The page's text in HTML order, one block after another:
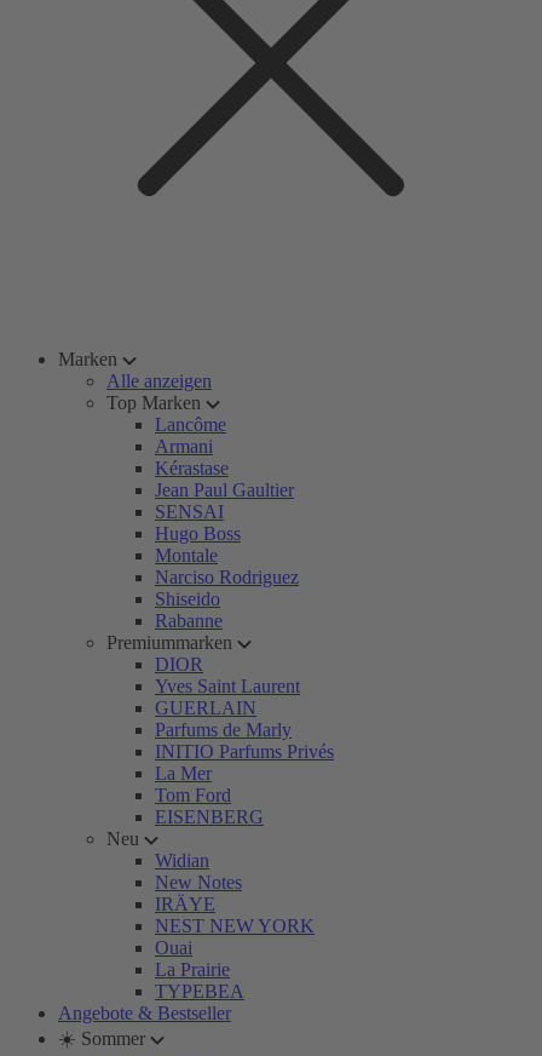
Marken
Alle anzeigen
Top Marken
Lancôme
Armani
Kérastase
Jean Paul Gaultier
SENSAI
Hugo Boss
Montale
Narciso Rodriguez
Shiseido
Rabanne
Premiummarken
DIOR
Yves Saint Laurent
GUERLAIN
Parfums de Marly
INITIO Parfums Privés
La Mer
Tom Ford
EISENBERG
Neu
Widian
New Notes
IRÄYE
NEST NEW YORK
Ouai
La Prairie
TYPEBEA
Angebote & Bestseller
☀️ Sommer